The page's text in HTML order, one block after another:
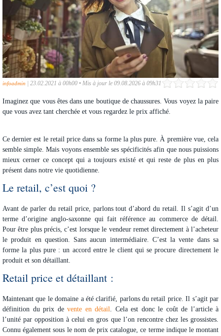
infoadmin 23.02.2021 à 00h00 • Mis à jour le 09.08.2026 à 09h31
Imaginez que vous êtes dans une boutique de chaussures. Vous voyez la paire
que vous avez tant cherchée et vous regardez le prix affiché.
Ce dernier est le retail price dans sa forme la plus pure. À première vue, cela
semble simple. Mais voyons ensemble ses spécificités afin que nous puissions
mieux cerner ce concept qui a toujours existé et qui reste de plus en plus
présent dans notre vie quotidienne.
Le retail, c’est quoi ?
Avant de parler du retail price, parlons tout d’abord du retail. Il s’agit d’un
terme d’origine anglo-saxonne qui fait référence au commerce de détail.
Pour être plus précis, c’est lorsque le vendeur remet directement à l’acheteur
le produit en question. Sans aucun intermédiaire. C’est la vente dans sa
forme la plus pure : un accord entre le client qui se procure directement le
produit et son détaillant.
Retail price et détaillant :
Maintenant que le domaine a été clarifié, parlons du retail price. Il s’agit par
définition du prix de vente en détail. Cela est donc le coût de l’article à
l’unité par opposition à celui en gros que l’on rencontre chez les grossistes.
Connu également sous le nom de prix catalogue, ce terme indique le montant